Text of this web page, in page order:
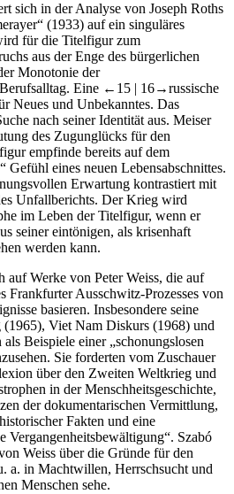
sich in der Analyse von Joseph Roths
(1933) auf ein singuläres
für die Titelfigur zum
aus der Enge des bürgerlichen
Monotonie der
Eine ←15 | 16→russische
Neues und Unbekanntes. Das
nach seiner Identität aus. Meiser
des Zugunglücks für den
empfinde bereits auf dem
Gefühl eines neuen Lebensabschnittes.
Erwartung kontrastiert mit
Unfallberichts. Der Krieg wird
im Leben der Titelfigur, wenn er
seiner eintönigen, als krisenhaft
werden kann.
auf Werke von Peter Weiss, die auf
Frankfurter Ausschwitz-Prozesses von
basieren. Insbesondere seine
(1965), Viet Nam Diskurs (1968) und
als Beispiele einer „schonungslosen
Sie forderten vom Zuschauer
über den Zweiten Weltkrieg und
in der Menschheitsgeschichte,
der dokumentarischen Vermittlung,
Fakten und eine
Vergangenheitsbewältigung“. Szabó
Weiss über die Gründe für den
a. in Machtwillen, Herrschsucht und
Menschen sehe.